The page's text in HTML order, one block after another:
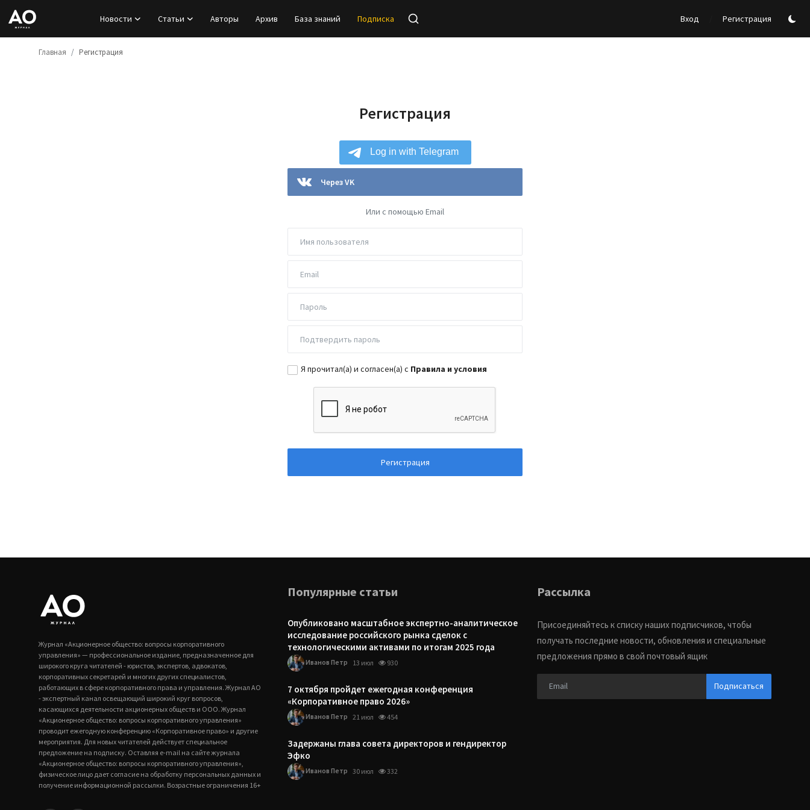
Новости Статьи Авторы Архив База знаний Подписка Вход Регистрация
Главная Регистрация
Регистрация
Через VK
Или с помощью Email
Я прочитал(а) и согласен(а) с Правила и условия
Регистрация
Журнал «Акционерное общество: вопросы корпоративного
управления» — профессиональное издание, предназначенное для
широкого круга читателей - юристов, экспертов, адвокатов,
корпоративных секретарей и многих других специалистов,
работающих в сфере корпоративного права и управления. Журнал АО
- экспертный канал освещающий широкий круг вопросов,
касающихся деятельности акционерных обществ и ООО. Журнал
«Акционерное общество: вопросы корпоративного управления»
проводит ежегодную конференцию «Корпоративное право» и другие
мероприятия. Для новых читателей действует специальное
предложение на подписку. Оставляя e-mail на сайте журнала
«Акционерное общество: вопросы корпоративного управления»,
физическое лицо дает согласие на обработку персональных данных и
получение информационной рассылки. Возрастные ограничения 16+
Популярные статьи
Опубликовано масштабное экспертно-аналитическое
исследование российского рынка сделок с
технологическими активами по итогам 2025 года
Иванов Петр 13 июл 930
7 октября пройдет ежегодная конференция
«Корпоративное право 2026»
Иванов Петр 21 июл 454
Задержаны глава совета директоров и гендиректор
Эфко
Иванов Петр 30 июл 332
Рассылка
Присоединяйтесь к списку наших подписчиков, чтобы
получать последние новости, обновления и специальные
предложения прямо в свой почтовый ящик
Подписаться